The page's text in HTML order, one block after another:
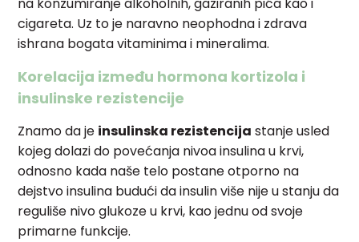
na konzumiranje alkoholnih, gaziranih pića kao i
cigareta. Uz to je naravno neophodna i zdrava
ishrana bogata vitaminima i mineralima.
Korelacija između hormona kortizola i
insulinske rezistencije
Znamo da je insulinska rezistencija stanje usled
kojeg dolazi do povećanja nivoa insulina u krvi,
odnosno kada naše telo postane otporno na
dejstvo insulina budući da insulin više nije u stanju da
reguliše nivo glukoze u krvi, kao jednu od svoje
primarne funkcije.